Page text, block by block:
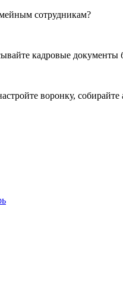
сотрудникам?
кадровые документы
воронку,